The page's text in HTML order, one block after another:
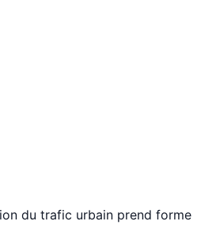
du trafic urbain prend forme